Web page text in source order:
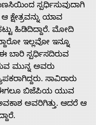
ಸ್ಪರ್ಧಿಸುವುದಾಗಿ
ಕ್ಷೇತ್ರವನ್ನು ಯಾವ
ಹಿಡಿದಿದ್ದಾರೆ. ಮೋದಿ
ಇಲ್ಲವೋ ಇನ್ನೂ
ಬಾರಿ ಸ್ಪರ್ಧಿಸದಿರುವ
ಮುನ್ನ ಅವರು
ಸಾವಿರಾರು
ಈಗಲೂ ಬಿಜೆಪಿಯ ಯುವ
ಅವರಿಗಿತ್ತು. ಆದರೆ ಆ